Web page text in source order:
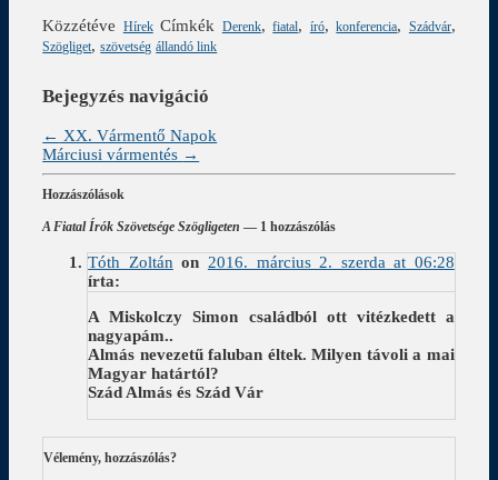
Közzétéve
Hírek Címkék Derenk,fiatal, író,konferencia, Szádvár,
Szögliget,szövetség állandó link
Bejegyzés navigáció
← XX. Vármentő Napok
Márciusi vármentés →
Hozzászólások
A Fiatal Írók Szövetsége Szögligeten — 1 hozzászólás
Tóth Zoltán on 2016. március 2. szerda at 06:28
írta:
A Miskolczy Simon családból ott vitézkedett a
nagyapám..
Almás nevezetű faluban éltek. Milyen távoli a mai
Magyar határtól?
Szád Almás és Szád Vár
Vélemény, hozzászólás?